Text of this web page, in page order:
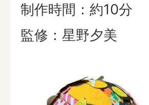
制作時間：約10分
監修：星野夕美